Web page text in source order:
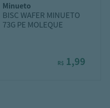
minueto
BISC WAFER MINUETO
73G PE MOLEQUE
R$ 1,99